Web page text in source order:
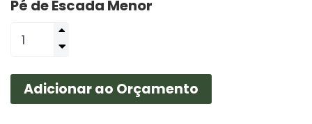
Pé de Escada Menor
Adicionar ao Orçamento